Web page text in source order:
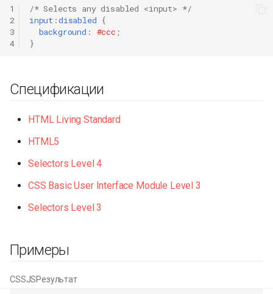
и
с
к
1
2
3
4
/* Selects any disabled <input> */
input :disabled {
background : #ccc ;
}
Спецификации
HTML Living Standard
HTML5
Selectors Level 4
CSS Basic User Interface Module Level 3
Selectors Level 3
Примеры
CSSJSРезультат